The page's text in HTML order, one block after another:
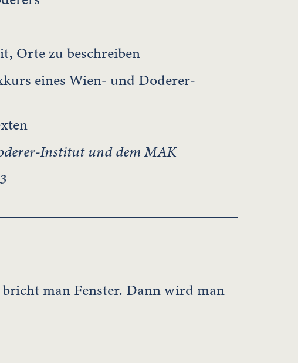
Orte zu beschreiben
eines Wien- und Doderer-
Institut und dem MAK
man Fenster. Dann wird man